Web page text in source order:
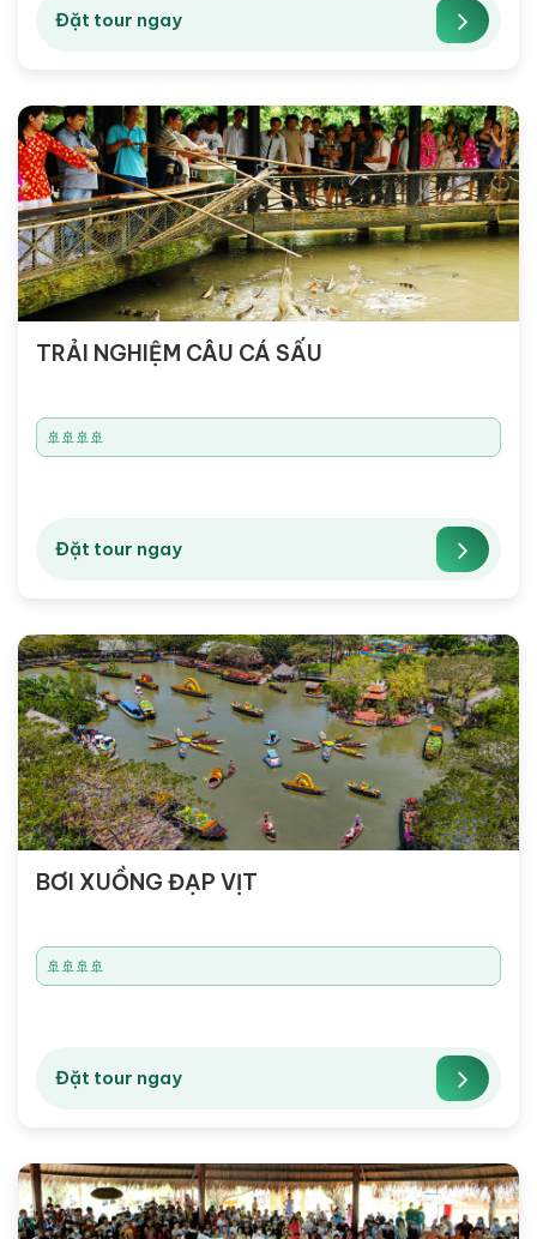
Đặt tour ngay
TRẢI NGHIỆM CÂU CÁ SẤU
🚢🚢🚢🚢
Đặt tour ngay
BƠI XUỒNG ĐẠP VỊT
🚢🚢🚢🚢
Đặt tour ngay